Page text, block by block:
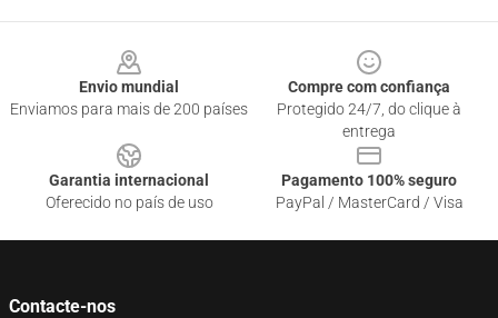
Envio mundial
Enviamos para mais de 200 países
Compre com confiança
Protegido 24/7, do clique à
entrega
Garantia internacional
Oferecido no país de uso
Pagamento 100% seguro
PayPal / MasterCard / Visa
Contacte-nos